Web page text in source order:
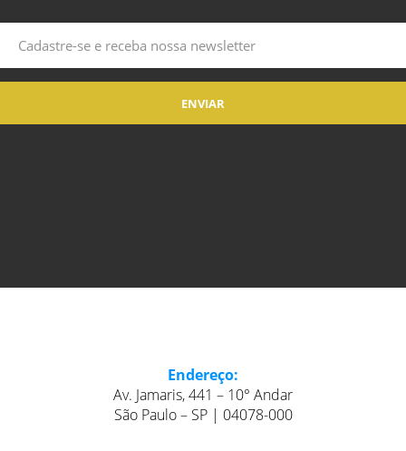
Endereço:
Av. Jamaris, 441 – 10° Andar
São Paulo – SP | 04078-000